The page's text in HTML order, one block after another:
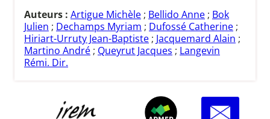
Auteurs : Artigue Michèle ; Bellido Anne ; Bok
Julien ; Dechamps Myriam ; Dufossé Catherine ;
Hiriart-Urruty Jean-Baptiste ; Jacquemard Alain ;
Martino André ; Queyrut Jacques ; Langevin
Rémi. Dir.